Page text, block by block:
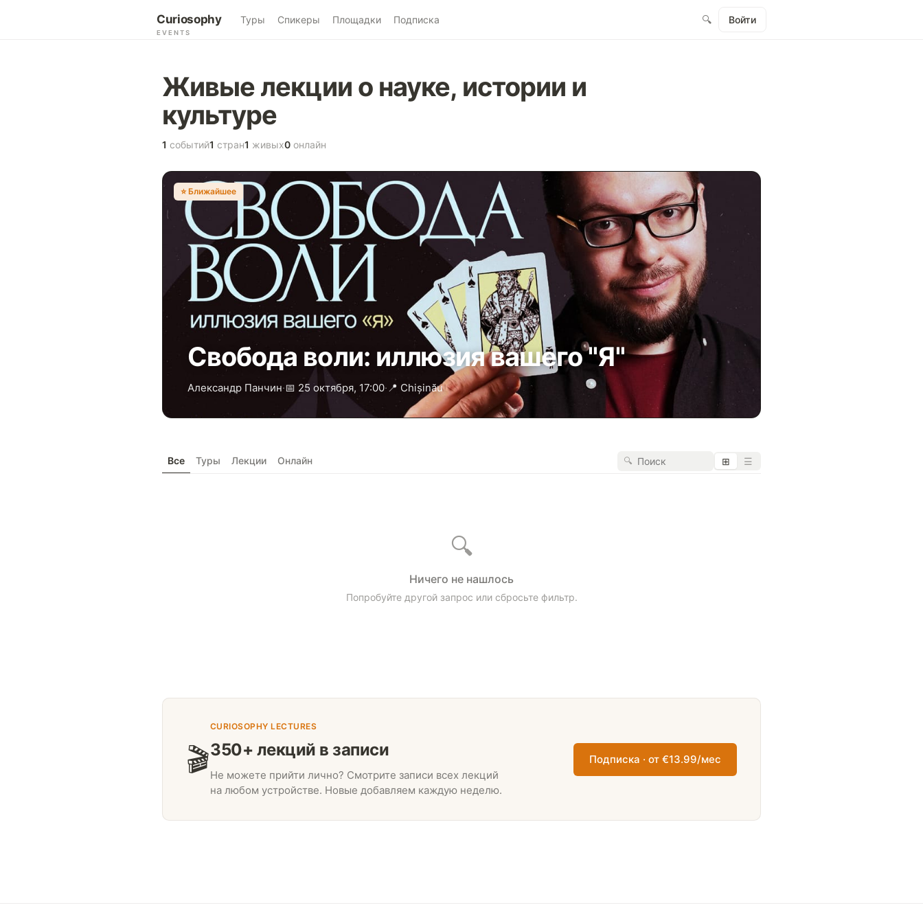
Curiosophy
EVENTS
Туры Спикеры Площадки Подписка 🔍 Войти
Живые лекции о науке, истории и
культуре
1 событий1 стран1 живых0 онлайн
⭐️ Ближайшее
Свобода воли: иллюзия вашего "Я"
Александр Панчин·📅 25 октября, 17:00·📍 Chișinău
Все Туры Лекции Онлайн 🔍 ⊞ ☰
🔍
Ничего не нашлось
Попробуйте другой запрос или сбросьте фильтр.
🎬
CURIOSOPHY LECTURES
350+ лекций в записи
Не можете прийти лично? Смотрите записи всех лекций
на любом устройстве. Новые добавляем каждую неделю.
Подписка · от €13.99/мес